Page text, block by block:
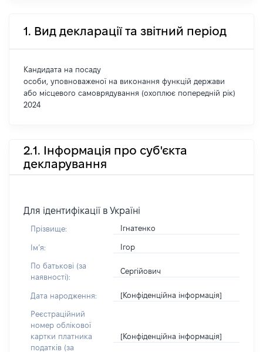
1. Вид декларації та звітний період
Кандидата на посаду
особи, уповноваженої на виконання функцій держави
або місцевого самоврядування (охоплює попередній рік)
2024
2.1. Інформація про суб'єкта
декларування
Для ідентифікації в Україні
Прізвище: Ігнатенко
Імʼя: Ігор
По батькові (за
наявності):
Сергійович
Дата народження: [Конфіденційна інформація]
Реєстраційний
номер облікової
картки платника
податків (за
[Конфіденційна інформація]